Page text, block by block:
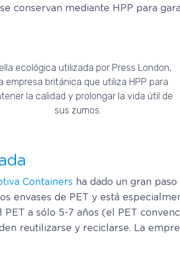
conservan mediante HPP para
ecológica utilizada por Press London,
empresa británica que utiliza HPP para
la calidad y prolongar la vida útil de
sus zumos.
Containers ha dado un gran
envases de PET y está
a sólo 5-7 años (el PET
reutilizarse y reciclarse. La